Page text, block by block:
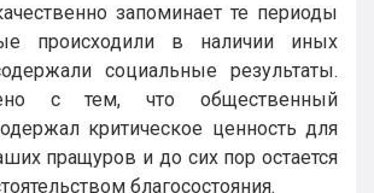
запоминает те периоды
происходили в наличии иных
социальные результаты.
с тем, что общественный
критическое ценность для
пращуров и до сих пор остается
благосостояния.